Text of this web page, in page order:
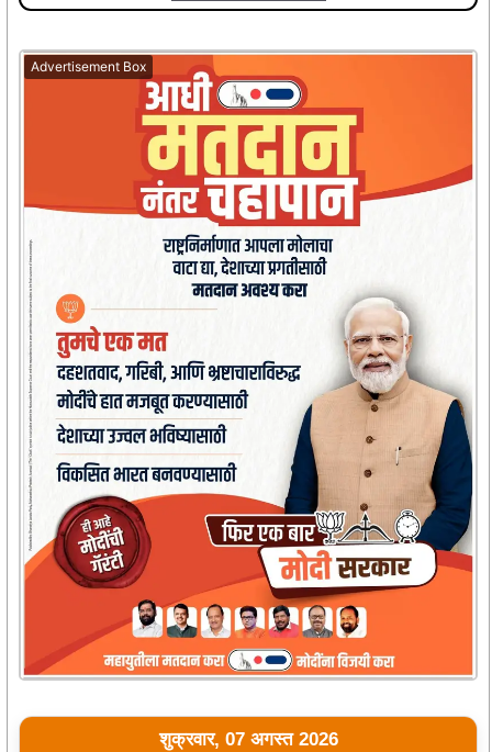
Advertisement Box
शुक्रवार, 07 अगस्त 2026